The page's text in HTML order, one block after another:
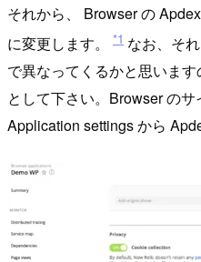
それから、 Browser の
に変更します。
*1 なお、そ
で異なってくるかと思いま
として下さい。Browser の
Application settings から